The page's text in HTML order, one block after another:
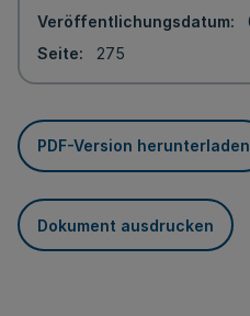
Veröffentlichungsdatum
Seite
275
PDF-Version herunterladen
Dokument ausdrucken